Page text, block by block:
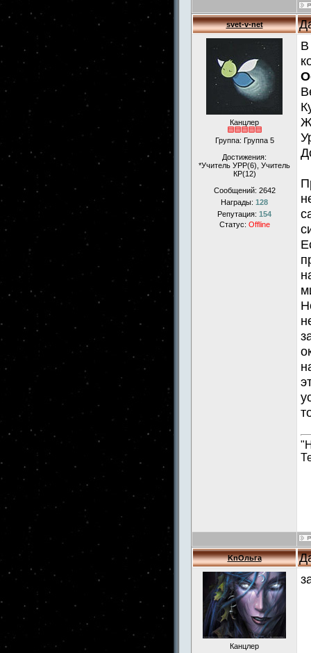
svet-v-net
Канцлер
Группа: Группа 5
Достижения:
*Учитель УРР(6), Учитель
КР(12)
Сообщений: 2642
Награды: 128
Репутация: 154
Статус: Offline
В
KnОльга
Канцлер